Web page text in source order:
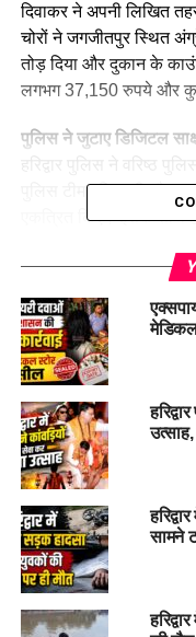
दिवाकर ने अपनी लिखित
चोरों ने जगजीतपुर स्थित
तोड़ दिया और दुकान के
लगभग 37,150 रुपये और
पुलिस ने जुटाए डिजिटल
पुलिस टीम गठित की और
एकत्रित किए। इसके साथ
गया, जिससे चोरी करने
चोरी के आरोपी और बरामद
जांच के दौरान जुटाई गई
खोखरा तिराहा जगजीतपुर के
जिसमें 37,150 रुपये,
तमंचा बरामद हुआ।
पूछताछ में पता चला कि पकड़े
रहने वाले हैं। वे रात के
पास पहुंचे थे। पैसों की कमी
में घुस गए और काउंटर से
उत्साह,
सामने